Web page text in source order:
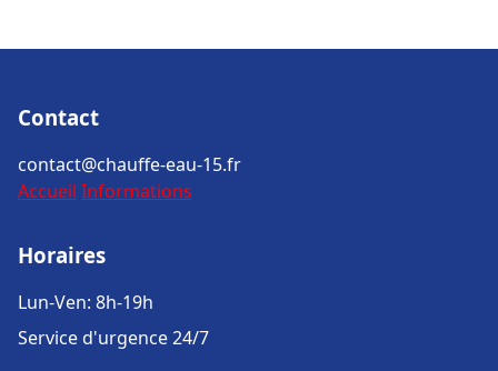
Contact
contact@chauffe-eau-15.fr
Accueil Informations
Horaires
Lun-Ven: 8h-19h
Service d'urgence 24/7